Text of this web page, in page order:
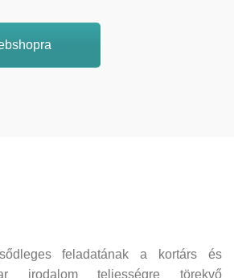
feladatának a kortárs és
irodalom teljességre törekvő